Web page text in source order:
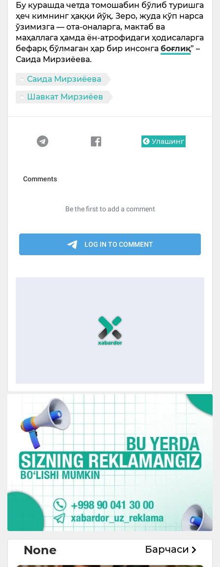
Бу курашда четда томошабин бўлиб туришга
ҳеч кимнинг ҳаққи йўқ. Зеро, жуда кўп нарса
ўзимизга — ота-оналарга, мактаб ва
маҳаллага ҳамда ён-атрофидаги ҳодисаларга
бефарқ бўлмаган ҳар бир инсонга боғлиқ” –
Саида Мирзиёева.
Саида Мирзиёева
Шавкат Мирзиёев
Улашинг
None Барчаси